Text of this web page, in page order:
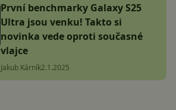
První benchmarky Galaxy S25
Ultra jsou venku! Takto si
novinka vede oproti současné
vlajce
Jakub Kárník2.1.2025